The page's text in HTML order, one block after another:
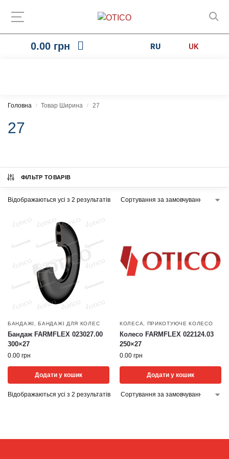
0.00 грн RU UK
Головна / Товар Ширина / 27
27
ФІЛЬТР ТОВАРІВ
Відображаються усі з 2 результатів
БАНДАЖІ ,БАНДАЖІ ДЛЯ КОЛЕС
Бандаж FARMFLEX 023027.00
300×27
0.00 грн
Додати у кошик
КОЛЕСА ПРИКОТУЮЧЕ КОЛЕСО
Колесо FARMFLEX 022124.03
250×27
0.00 грн
Додати у кошик
Відображаються усі з 2 результатів